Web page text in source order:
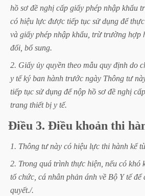
hồ sơ đề nghị cấp giấy phép nhập khẩu
có hiệu lực được tiếp tục sử dụng để thực
và giấy phép nhập khẩu, trừ trường hợp
đổi, bổ sung.
2. Giấy ủy quyền theo mẫu quy định do
y tế ký ban hành trước ngày Thông tư
tiếp tục sử dụng để nộp hồ sơ đề nghị cấp
trang thiết bị y tế.
Điều 3. Điều khoản thi
1. Thông tư này có hiệu lực thi hành kể
2. Trong quá trình thực hiện, nếu có khó
tổ chức, cá nhân phản ánh về Bộ Y tế để
quyết./.